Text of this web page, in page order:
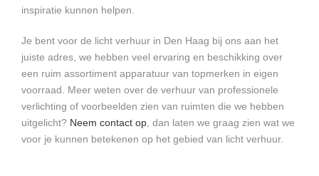
inspiratie kunnen helpen.
Je bent voor de licht verhuur in Den Haag bij ons aan het
juiste adres, we hebben veel ervaring en beschikking over
een ruim assortiment apparatuur van topmerken in eigen
voorraad. Meer weten over de verhuur van professionele
verlichting of voorbeelden zien van ruimten die we hebben
uitgelicht? Neem contact op , dan laten we graag zien wat we
voor je kunnen betekenen op het gebied van licht verhuur.